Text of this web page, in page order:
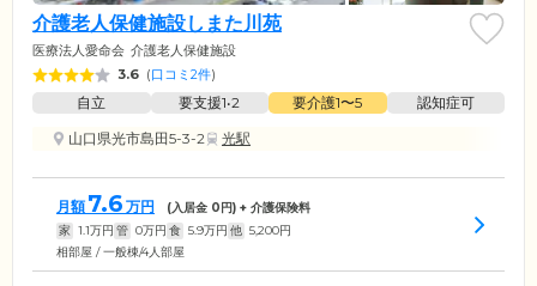
介護老人保健施設しまた川苑
医療法人愛命会 介護老人保健施設
3.6 (口コミ2件)
自立 要支援1•2 要介護1〜5
認知症可
山口県光市島田5-3-2
光駅
月額 7.6 万円 (入居金 0円) + 介護保険料
家 1.1万円 管 0万円 食 5.9万円 他 5,200円
相部屋 / 一般棟/4人部屋